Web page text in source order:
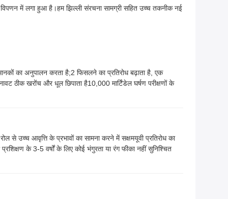
में लगा हुआ है।हम झिल्ली संरचना सामग्री सहित उच्च तकनीक नई
का अनुपालन करता है;2 फिसलने का प्रतिरोध बढ़ाता है, एक
ठीक खरोंच और धूल छिपाता है10,000 मार्टिंडेल घर्षण परीक्षणों के
आवृत्ति के प्रभावों का सामना करने में सक्षमयूवी प्रतिरोध का
के 3-5 वर्षों के लिए कोई भंगुरता या रंग फीका नहीं सुनिश्चित